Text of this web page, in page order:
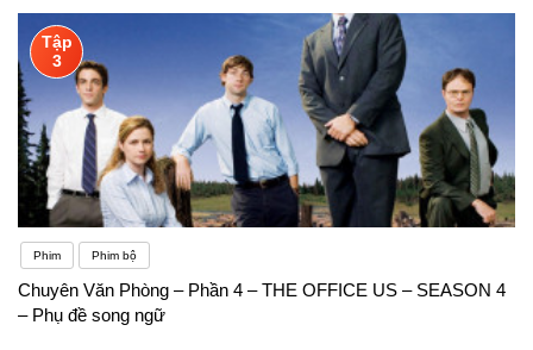
Tập
3
Phim Phim bộ
Chuyên Văn Phòng – Phần 4 – THE OFFICE US – SEASON 4
– Phụ đề song ngữ